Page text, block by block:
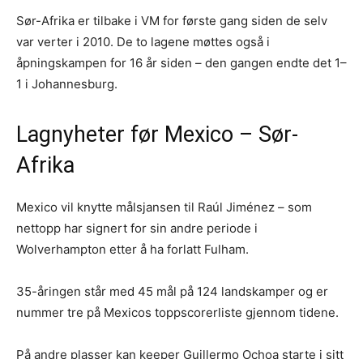
Sør-Afrika er tilbake i VM for første gang siden de selv
var verter i 2010. De to lagene møttes også i
åpningskampen for 16 år siden – den gangen endte det 1–
1 i Johannesburg.
Lagnyheter før Mexico – Sør-
Afrika
Mexico vil knytte målsjansen til Raúl Jiménez – som
nettopp har signert for sin andre periode i
Wolverhampton etter å ha forlatt Fulham.
35-åringen står med 45 mål på 124 landskamper og er
nummer tre på Mexicos toppscorerliste gjennom tidene.
På andre plasser kan keeper Guillermo Ochoa starte i sitt